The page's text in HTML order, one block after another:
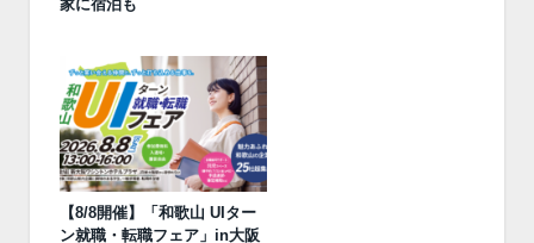
家に宿泊も
【8/8開催】「和歌山 UIター
ン就職・転職フェア」in大阪